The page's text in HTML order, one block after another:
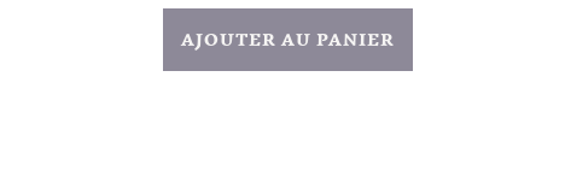
AJOUTER AU PANIER